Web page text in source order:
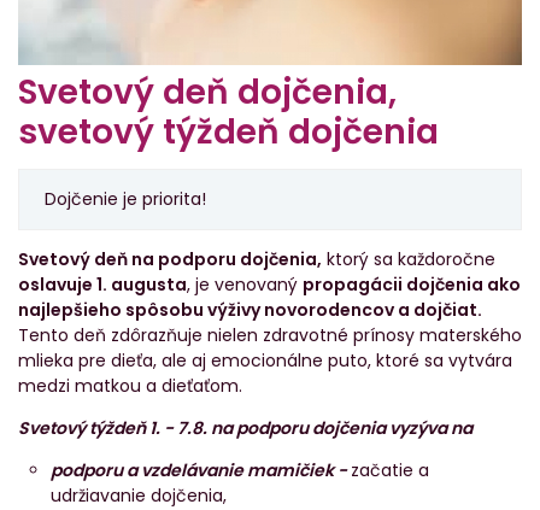
Svetový deň dojčenia,
svetový týždeň dojčenia
Dojčenie je priorita!
Svetový deň na podporu dojčenia, ktorý sa každoročne
oslavuje 1. augusta, je venovaný propagácii dojčenia ako
najlepšieho spôsobu výživy novorodencov a dojčiat.
Tento deň zdôrazňuje nielen zdravotné prínosy materského
mlieka pre dieťa, ale aj emocionálne puto, ktoré sa vytvára
medzi matkou a dieťaťom.
Svetový týždeň 1. - 7.8. na podporu dojčenia vyzýva na
podporu a vzdelávanie mamičiek -začatie a
udržiavanie dojčenia,